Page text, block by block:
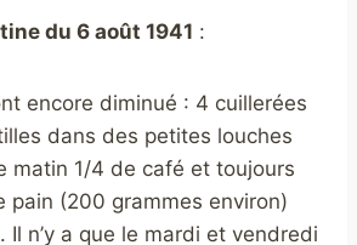
du 6 août 1941 :
encore diminué : 4 cuillerées
dans des petites louches
matin 1/4 de café et toujours
pain (200 grammes environ)
Il n’y a que le mardi et vendredi